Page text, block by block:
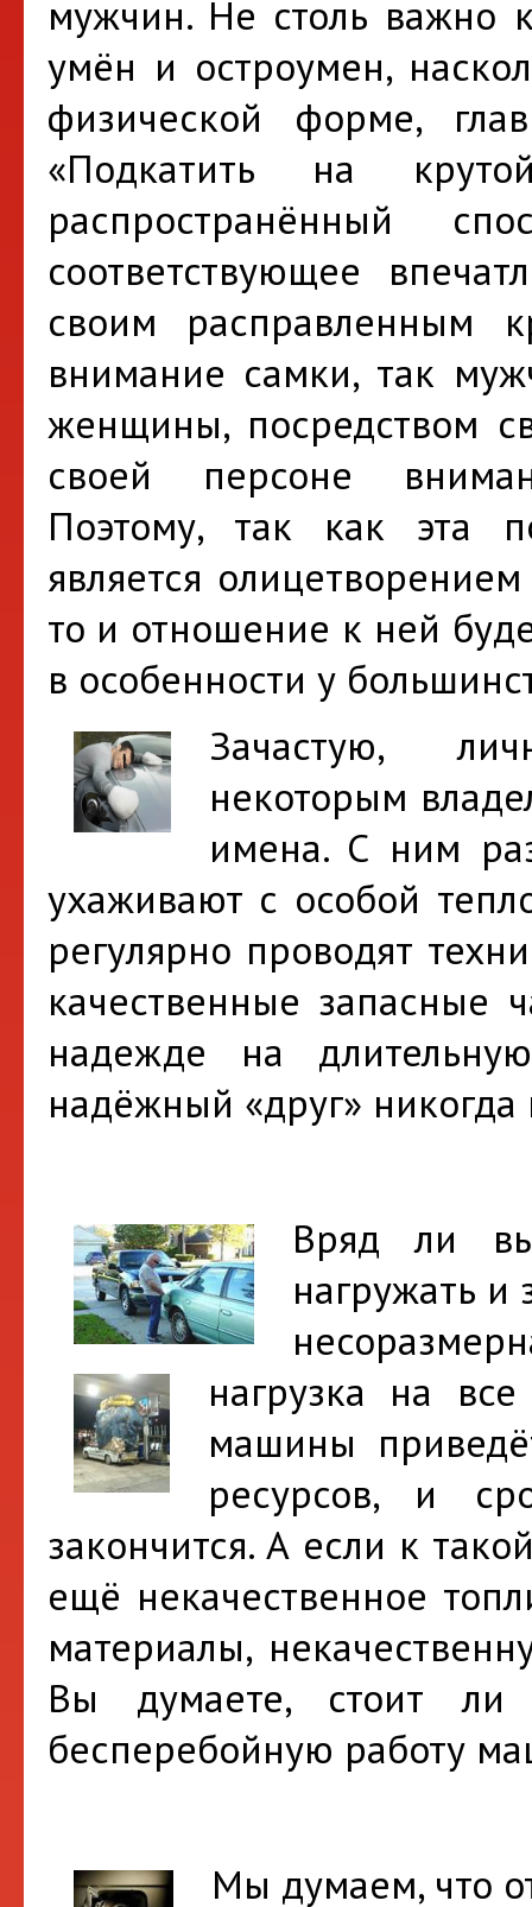
мужчин. Не столь важно
умён и остроумен,
физической форме,
«Подкатить на
распространённый
соответствующее
своим расправленным
внимание самки, так
женщины, посредством
своей персоне
Поэтому, так как эта
является
то и отношение к ней
в особенности у
Зачастую,
некоторым
имена. С ним
ухаживают с особой
регулярно проводят
качественные запасные
надежде на
надёжный «друг» никогда
Вряд ли
нагружать и
нагрузка на
машины
ресурсов, и
закончится. А если к
ещё некачественное
материалы,
Вы думаете, стоит ли
бесперебойную работу
Мы думаем, что